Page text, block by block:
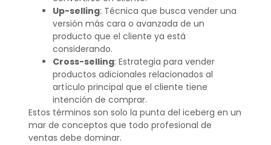
Up-selling: Técnica que busca vender una
versión más cara o avanzada de un
producto que el cliente ya está
considerando.
Cross-selling: Estrategia para vender
productos adicionales relacionados al
artículo principal que el cliente tiene
intención de comprar.
Estos términos son solo la punta del iceberg en un
mar de conceptos que todo profesional de
ventas debe dominar.